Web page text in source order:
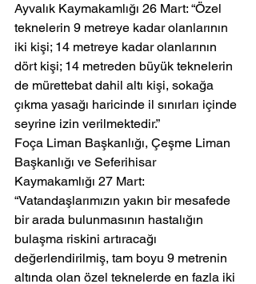
Ayvalık Kaymakamlığı 26 Mart: “Özel
teknelerin 9 metreye kadar olanlarının
iki kişi; 14 metreye kadar olanlarının
dört kişi; 14 metreden büyük teknelerin
de mürettebat dahil altı kişi, sokağa
çıkma yasağı haricinde il sınırları içinde
seyrine izin verilmektedir.”
Foça Liman Başkanlığı, Çeşme Liman
Başkanlığı ve Seferihisar
Kaymakamlığı 27 Mart:
“Vatandaşlarımızın yakın bir mesafede
bir arada bulunmasının hastalığın
bulaşma riskini artıracağı
değerlendirilmiş, tam boyu 9 metrenin
altında olan özel teknelerde en fazla iki